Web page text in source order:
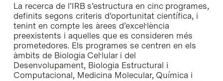
La recerca de l’IRB s’estructura en cinc programes,
definits segons criteris d’oportunitat científica, i
tenint en compte les àrees d’excel·lència
preexistents i aquelles que es consideren més
prometedores. Els programes se centren en els
àmbits de Biologia Cel·lular i del
Desenvolupament, Biologia Estructural i
Computacional, Medicina Molecular, Química i